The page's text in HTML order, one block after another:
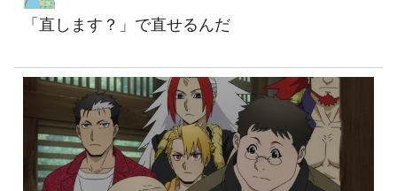
「直します？」で直せるんだ